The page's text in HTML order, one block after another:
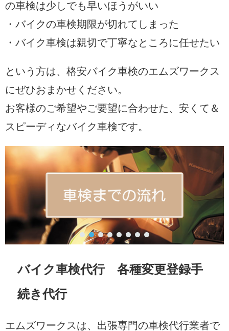
の車検は少しでも早いほうがいい
・バイクの車検期限が切れてしまった
・バイク車検は親切で丁寧なところに任せたい
という方は、格安バイク車検のエムズワークス
にぜひおまかせください。
お客様のご希望やご要望に合わせた、安くて＆
スピーディなバイク車検です。
バイク車検代行 各種変更登録手
続き代行
エムズワークスは、出張専門の車検代行業者で